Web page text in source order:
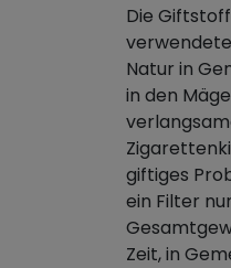
Die
Natur in
in den
giftiges
ein Filter
Zeit, in